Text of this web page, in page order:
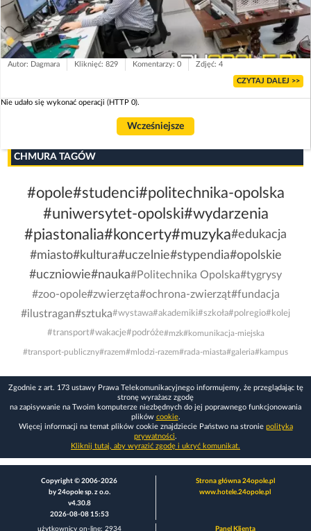
Autor: Dagmara Kliknięć: 829 Komentarzy: 0 Zdjęć: 4
CZYTAJ DALEJ >>
Nie udało się wykonać operacji (HTTP 0).
Wcześniejsze
CHMURA TAGÓW
#opole#studenci#politechnika-opolska
#uniwersytet-opolski#wydarzenia
#piastonalia#koncerty#muzyka#edukacja
#miasto#kultura#uczelnie#stypendia#opolskie
#uczniowie#nauka#Politechnika Opolska#tygrysy
#zoo-opole#zwierzęta#ochrona-zwierząt#fundacja
#ilustragan#sztuka#wystawa#akademiki#szkoła#polregio#kolej
#transport#wakacje#podróże#mzk#komunikacja-miejska
#transport-publiczny#razem#mlodzi-razem#rada-miasta#galeria#kampus
Zgodnie z art. 173 ustawy Prawa Telekomunikacyjnego informujemy, że przeglądając tę
stronę wyrażasz zgodę
na zapisywanie na Twoim komputerze niezbędnych do jej poprawnego funkcjonowania
plików cookie.
Więcej informacji na temat plików cookie znajdziecie Państwo na stronie polityka
prywatności.
Kliknij tutaj, aby wyrazić zgodę i ukryć komunikat.
Copyright © 2006-2026
by 24opole sp. z o.o.
v4.30.8
2026-08-08 15:53
Strona główna 24opole.pl
www.hotele.24opole.pl
użytkownicy on-line: 2934 Panel Klienta